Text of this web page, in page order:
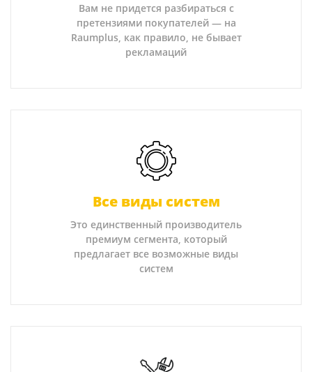
Вам не придется разбираться с
претензиями покупателей — на
Raumplus, как правило, не бывает
рекламаций
Все виды систем
Это единственный производитель
премиум сегмента, который
предлагает все возможные виды
систем